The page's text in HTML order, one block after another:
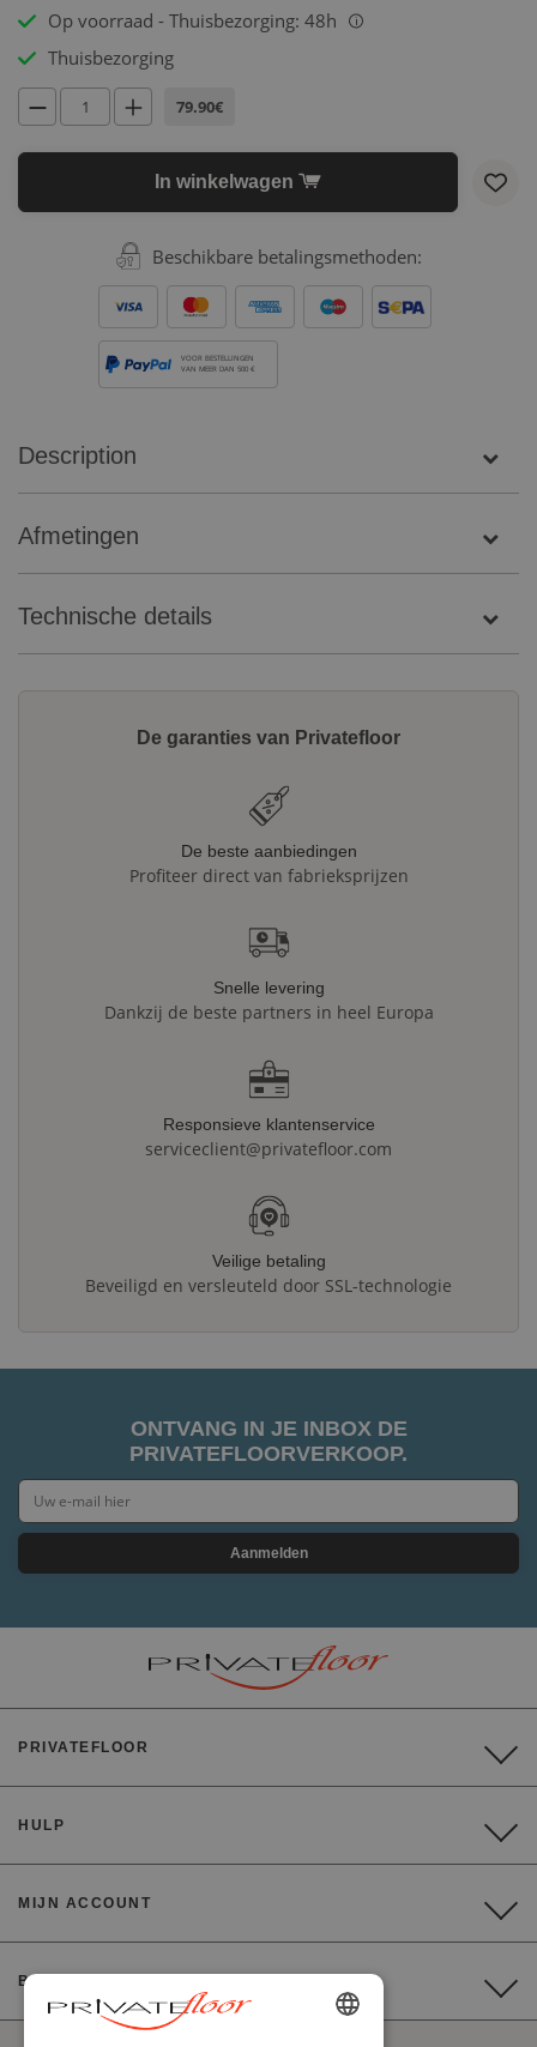
Op voorraad - Thuisbezorging: 48h
i
Thuisbezorging
79.90€
In winkelwagen
Beschikbare betalingsmethoden:
VOOR BESTELLINGEN
VAN MEER DAN 500 €
Description
Afmetingen
Technische details
De garanties van Privatefloor
De beste aanbiedingen
Profiteer direct van fabrieksprijzen
Snelle levering
Dankzij de beste partners in heel Europa
Responsieve klantenservice
serviceclient@privatefloor.com
Veilige betaling
Beveiligd en versleuteld door SSL-technologie
ONTVANG IN JE INBOX DE
PRIVATEFLOORVERKOOP.
Aanmelden
PRIVATEFLOOR
HULP
MIJN ACCOUNT
BETALING